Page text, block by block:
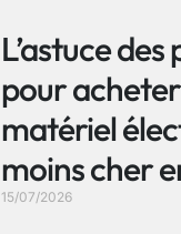
L’astuce des
pour
matériel
moins cher
15/07/2026